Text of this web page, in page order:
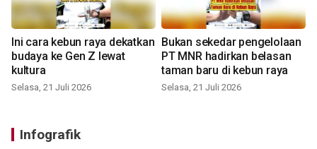
Ini cara kebun raya dekatkan
budaya ke Gen Z lewat
kultura
Selasa, 21 Juli 2026
Bukan sekedar pengelolaan
PT MNR hadirkan belasan
taman baru di kebun raya
Selasa, 21 Juli 2026
Infografik